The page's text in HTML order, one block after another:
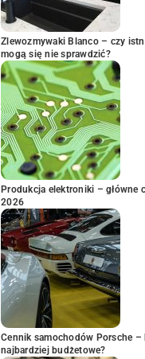
Zlewozmywaki Blanco – czy
mogą się nie sprawdzić?
Produkcja elektroniki – główne
2026
Cennik samochodów Porsche –
najbardziej budżetowe?